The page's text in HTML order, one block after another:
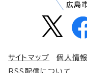
広島
サイトマップ 個人情
RSS配信について